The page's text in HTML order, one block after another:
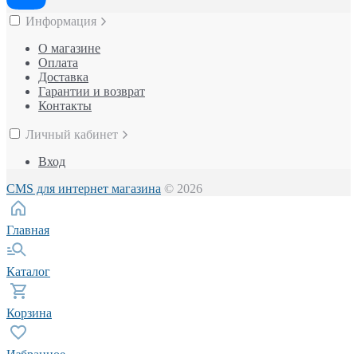
Информация
О магазине
Оплата
Доставка
Гарантии и возврат
Контакты
Личный кабинет
Вход
CMS для интернет магазина © 2026
Главная
Каталог
Корзина